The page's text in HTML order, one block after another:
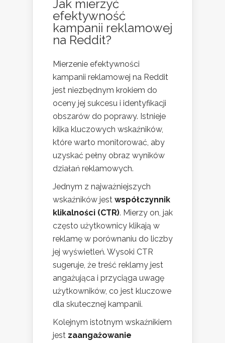
Jak mierzyć
efektywność
kampanii reklamowej
na Reddit?
Mierzenie efektywności
kampanii reklamowej na Reddit
jest niezbędnym krokiem do
oceny jej sukcesu i identyfikacji
obszarów do poprawy. Istnieje
kilka kluczowych wskaźników,
które warto monitorować, aby
uzyskać pełny obraz wyników
działań reklamowych.
Jednym z najważniejszych
wskaźników jest współczynnik
klikalności (CTR). Mierzy on, jak
często użytkownicy klikają w
reklamę w porównaniu do liczby
jej wyświetleń. Wysoki CTR
sugeruje, że treść reklamy jest
angażująca i przyciąga uwagę
użytkowników, co jest kluczowe
dla skutecznej kampanii.
Kolejnym istotnym wskaźnikiem
jest zaangażowanie